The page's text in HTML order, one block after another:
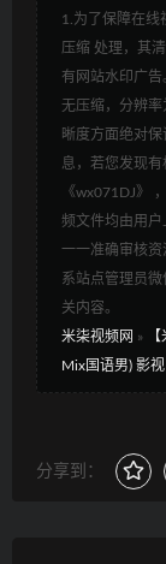
1.为了保障在线
压缩 处理，其
有网站水印广
无压缩，分辨
晰度方面绝对
息，若您发现
《wx071DJ》
频文件均由用
一一准确审核
系站点管理员
关内容。
米柒视频网 »
Mix国语男) 影
分享到：